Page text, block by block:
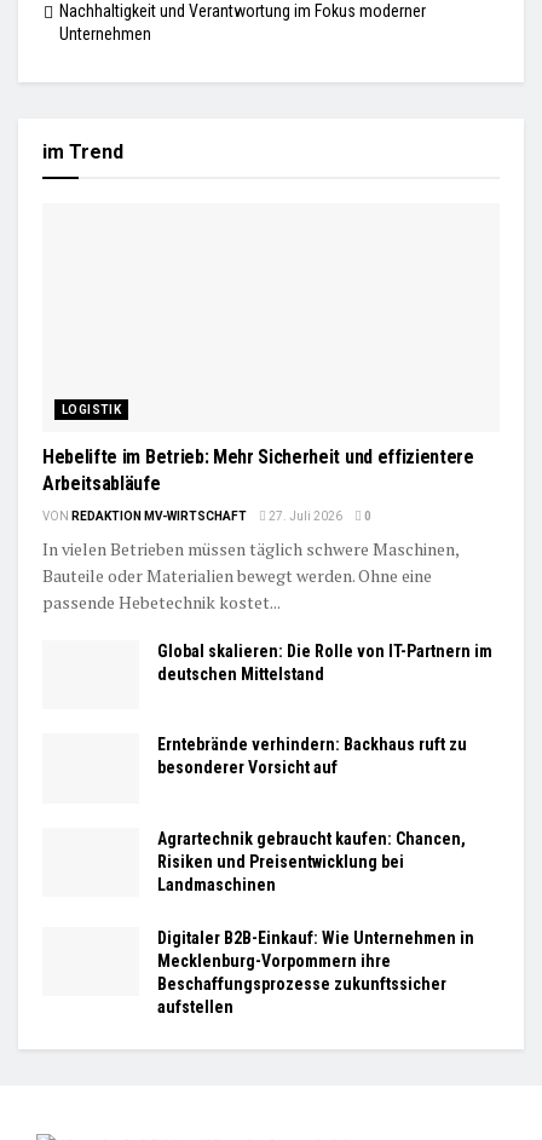
Nachhaltigkeit und Verantwortung im Fokus moderner
Unternehmen
im Trend
LOGISTIK
Hebelifte im Betrieb: Mehr Sicherheit und effizientere
Arbeitsabläufe
VON REDAKTION MV-WIRTSCHAFT 27. Juli 2026 0
In vielen Betrieben müssen täglich schwere Maschinen,
Bauteile oder Materialien bewegt werden. Ohne eine
passende Hebetechnik kostet...
Global skalieren: Die Rolle von IT-Partnern im
deutschen Mittelstand
Erntebrände verhindern: Backhaus ruft zu
besonderer Vorsicht auf
Agrartechnik gebraucht kaufen: Chancen,
Risiken und Preisentwicklung bei
Landmaschinen
Digitaler B2B-Einkauf: Wie Unternehmen in
Mecklenburg-Vorpommern ihre
Beschaffungsprozesse zukunftssicher
aufstellen